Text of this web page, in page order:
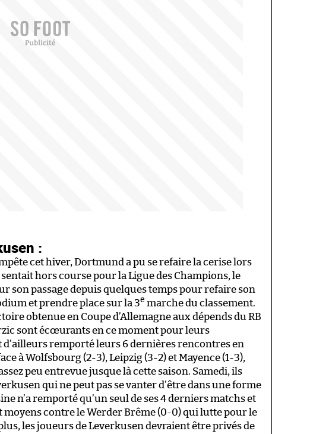
:
cet hiver, Dortmund a pu se refaire la cerise lors
hors course pour la Ligue des Champions, le
son passage depuis quelques temps pour refaire son
et prendre place sur la 3e marche du classement.
obtenue en Coupe d’Allemagne aux dépends du RB
sont écœurants en ce moment pour leurs
d’ailleurs remporté leurs 6 dernières rencontres en
à Wolfsbourg (2-3), Leipzig (3-2) et Mayence (1-3),
peu entrevue jusque là cette saison. Samedi, ils
qui ne peut pas se vanter d’être dans une forme
n’a remporté qu’un seul de ses 4 derniers matchs et
contre le Werder Brême (0-0) qui lutte pour le
les joueurs de Leverkusen devraient être privés de